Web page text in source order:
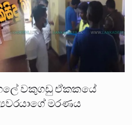
වකුගඩු ඒකකයේ
මරණය